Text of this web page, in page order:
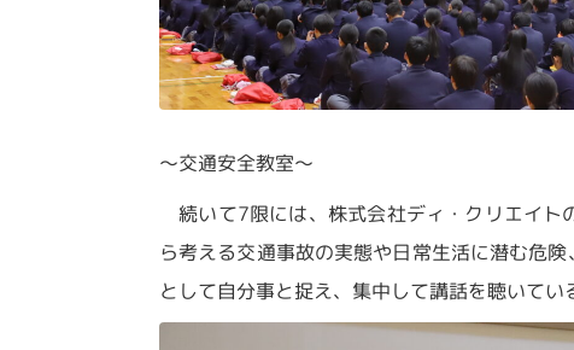
～交通安全教室～
続いて7限には、株式会社ディ・クリエイト
ら考える交通事故の実態や日常生活に潜む危
として自分事と捉え、集中して講話を聴いてい